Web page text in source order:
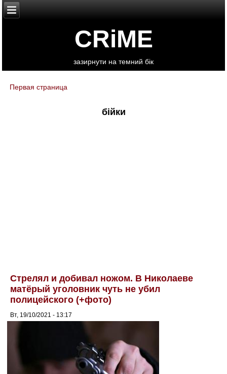
CRiME
зазирнути на темний бік
You are here
Первая страница
бійки
Стрелял и добивал ножом. В Николаеве
матёрый уголовник чуть не убил
полицейского (+фото)
Вт, 19/10/2021 - 13:17